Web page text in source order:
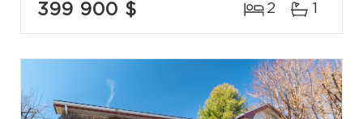
399 900 $ 2 1